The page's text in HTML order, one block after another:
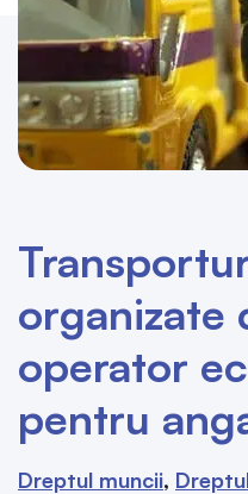
organizate
operator
pentru
Dreptul muncii